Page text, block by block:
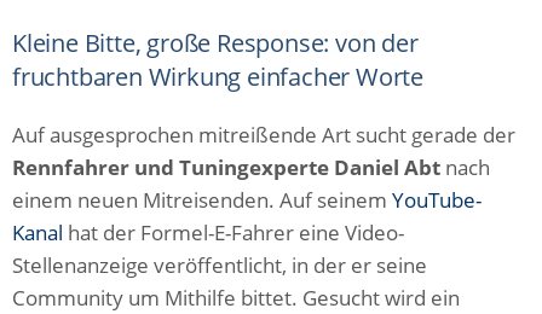
Kleine Bitte, große Response: von der
fruchtbaren Wirkung einfacher Worte
Auf ausgesprochen mitreißende Art sucht gerade der
Rennfahrer und Tuningexperte Daniel Abt nach
einem neuen Mitreisenden. Auf seinem YouTube-
Kanal hat der Formel-E-Fahrer eine Video-
Stellenanzeige veröffentlicht, in der er seine
Community um Mithilfe bittet. Gesucht wird ein